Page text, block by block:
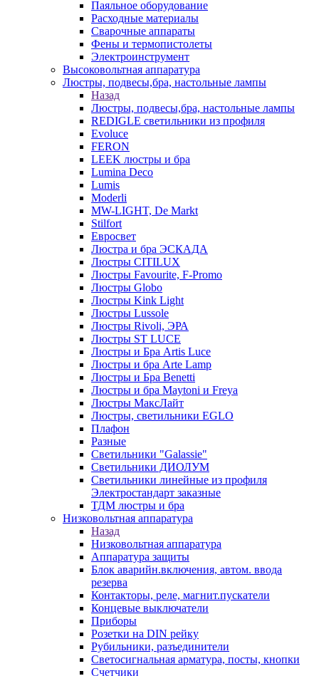
Паяльное оборудование
Расходные материалы
Сварочные аппараты
Фены и термопистолеты
Электроинструмент
Высоковольтная аппаратура
Люстры, подвесы,бра, настольные лампы
Назад
Люстры, подвесы,бра, настольные лампы
REDIGLE светильники из профиля
Evoluce
FERON
LEEK люстры и бра
Lumina Deco
Lumis
Moderli
MW-LIGHT, De Markt
Stilfort
Евросвет
Люстра и бра ЭСКАДА
Люстры CITILUX
Люстры Favourite, F-Promo
Люстры Globo
Люстры Kink Light
Люстры Lussole
Люстры Rivoli, ЭРА
Люстры ST LUCE
Люстры и Бра Artis Luce
Люстры и бра Arte Lamp
Люстры и Бра Benetti
Люстры и бра Maytoni и Freya
Люстры МаксЛайт
Люстры, светильники EGLO
Плафон
Разные
Светильники "Galassie"
Светильники ДИОЛУМ
Светильники линейные из профиля
Электростандарт заказные
ТДМ люстры и бра
Низковольтная аппаратура
Назад
Низковольтная аппаратура
Аппаратура защиты
Блок аварийн.включения, автом. ввода
резерва
Контакторы, реле, магнит.пускатели
Концевые выключатели
Приборы
Розетки на DIN рейку
Рубильники, разъединители
Светосигнальная арматура, посты, кнопки
Счетчики